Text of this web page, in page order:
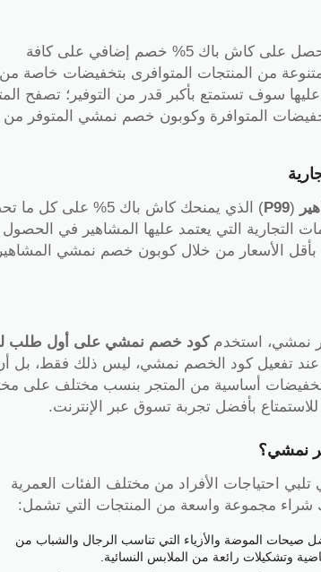
) لتحصل على كاش باك 5% خصم إضافي على كافة
من المنتجات المتوافرى بتخفيضات خاصة من
كود نمشي عليها سوف تستمتع بأكبر قدر من التوفير؛ تصفح
المتوافرة وكوبون خصم نمشي المتوفر من
(
P99
) الذي يمنحك كاش باك 5% على كل
التجارية التي يعتمد عليها المشاهير في الحصول
الأسعار من خلال كوبون خصم نمشي المشاهير
نمشي، استخدمكود خصم نمشي على أول طلب
على مشترياتك عند تفعيل كود الخصم نمشي، ليس ذلك فقط، بل
تخفيضات أساسية من المتجر بنسب مختلف على
نمشي؟
احتياجات الأفراد من مختلف الفئات العمرية
شراء مجموعة واسعة من المنتجات التي تشمل:
صيحات الموضة والأزياء التي تناسب الرجال والشباب من
وتشكيلات رائعة من الملابس النسائية.